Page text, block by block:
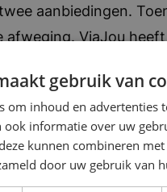
aanbiedingen.
afweging. ViaJou
zonder
een kruispunt beland,
gebruik van
om inhoud en advertenties
ook informatie over uw
kunnen combineren
door uw gebruik van